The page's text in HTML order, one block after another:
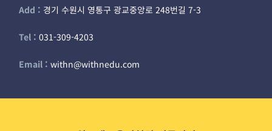
Add : 경기 수원시 영통구 광교중앙로 248번길 7-3
Tel :031-309-4203
Email : withn@withnedu.com